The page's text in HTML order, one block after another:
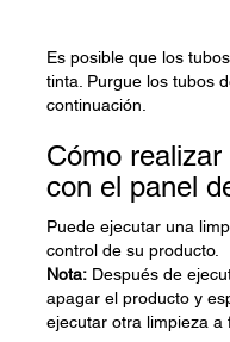
Es posible que los
tinta. Purgue los tubos
continuación.
Cómo
con el panel
Puede ejecutar una
control de su producto.
Nota: Después de
apagar el producto y
ejecutar otra limpieza a